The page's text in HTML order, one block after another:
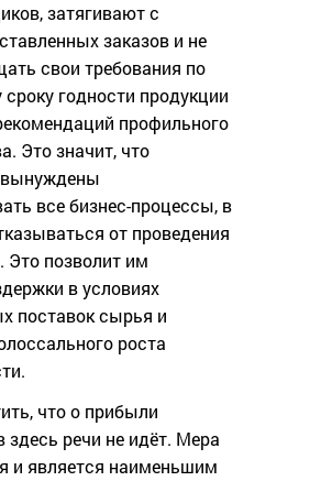
затягивают с
заказов и не
свои требования по
годности продукции
профильного
Это значит, что
все бизнес-процессы, в
от проведения
Это позволит им
в условиях
поставок сырья и
роста
что о прибыли
здесь речи не идёт. Мера
и является наименьшим